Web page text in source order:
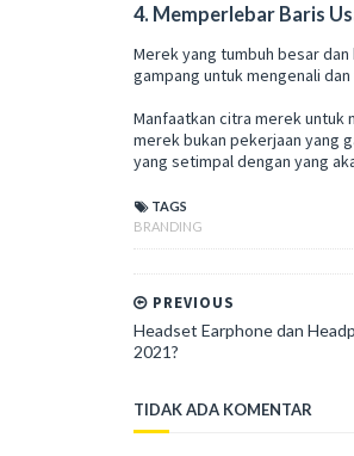
4. Memperlebar Baris
Merek yang tumbuh besar
gampang untuk mengenali
Manfaatkan citra merek untuk
merek bukan pekerjaan yang
yang setimpal dengan yang
TAGS
BRANDING
PREVIOUS
Headset Earphone dan
2021?
TIDAK ADA KOMENTAR